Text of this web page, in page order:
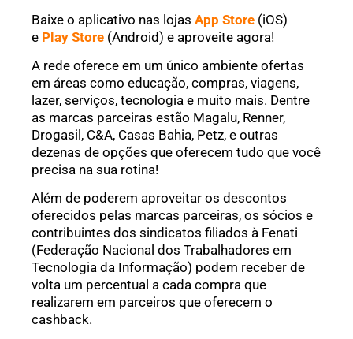
Baixe o aplicativo nas lojas App Store (iOS)
e Play Store (Android) e aproveite agora!
A rede oferece em um único ambiente ofertas
em áreas como educação, compras, viagens,
lazer, serviços, tecnologia e muito mais. Dentre
as marcas parceiras estão Magalu, Renner,
Drogasil, C&A, Casas Bahia, Petz, e outras
dezenas de opções que oferecem tudo que você
precisa na sua rotina!
Além de poderem aproveitar os descontos
oferecidos pelas marcas parceiras, os sócios e
contribuintes dos sindicatos filiados à Fenati
(Federação Nacional dos Trabalhadores em
Tecnologia da Informação) podem receber de
volta um percentual a cada compra que
realizarem em parceiros que oferecem o
cashback.